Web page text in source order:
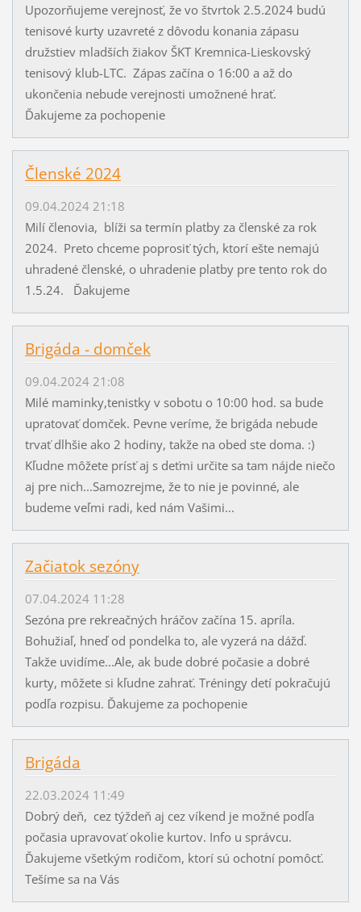
Upozorňujeme verejnosť, že vo štvrtok 2.5.2024 budú
tenisové kurty uzavreté z dôvodu konania zápasu
družstiev mladších žiakov ŠKT Kremnica-Lieskovský
tenisový klub-LTC. Zápas začína o 16:00 a až do
ukončenia nebude verejnosti umožnené hrať.
Ďakujeme za pochopenie
Členské 2024
09.04.2024 21:18
Milí členovia, blíži sa termín platby za členské za rok
2024. Preto chceme poprosiť tých, ktorí ešte nemajú
uhradené členské, o uhradenie platby pre tento rok do
1.5.24. Ďakujeme
Brigáda - domček
09.04.2024 21:08
Milé maminky,tenistky v sobotu o 10:00 hod. sa bude
upratovať domček. Pevne veríme, že brigáda nebude
trvať dlhšie ako 2 hodiny, takže na obed ste doma. :)
Kľudne môžete prísť aj s deťmi určite sa tam nájde niečo
aj pre nich...Samozrejme, že to nie je povinné, ale
budeme veľmi radi, ked nám Vašimi...
Začiatok sezóny
07.04.2024 11:28
Sezóna pre rekreačných hráčov začína 15. apríla.
Bohužiaľ, hneď od pondelka to, ale vyzerá na dážď.
Takže uvidíme...Ale, ak bude dobré počasie a dobré
kurty, môžete si kľudne zahrať. Tréningy detí pokračujú
podľa rozpisu. Ďakujeme za pochopenie
Brigáda
22.03.2024 11:49
Dobrý deň, cez týždeň aj cez víkend je možné podľa
počasia upravovať okolie kurtov. Info u správcu.
Ďakujeme všetkým rodičom, ktorí sú ochotní pomôcť.
Tešíme sa na Vás